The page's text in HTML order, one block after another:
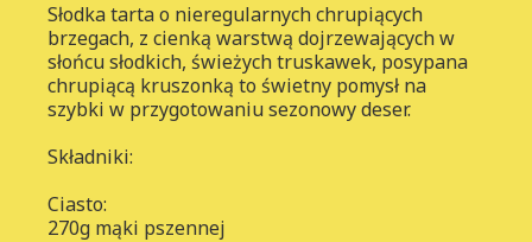
Słodka tarta o nieregularnych chrupiących
brzegach, z cienką warstwą dojrzewających w
słońcu słodkich, świeżych truskawek, posypana
chrupiącą kruszonką to świetny pomysł na
szybki w przygotowaniu sezonowy deser.
Składniki:
Ciasto:
270g mąki pszennej